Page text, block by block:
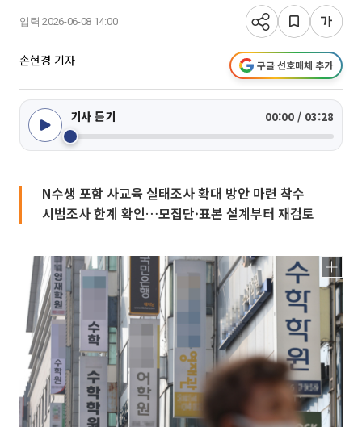
입력 2026-06-08 14:00
손현경 기자 구글 선호매체 추가
기사 듣기 00:00 / 03:28
N수생 포함 사교육 실태조사 확대 방안 마련 착수
시범조사 한계 확인…모집단·표본 설계부터 재검토